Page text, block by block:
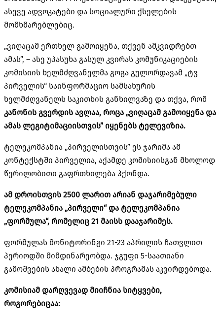
ასევე ადვოკატები და სოციალური ქსელების
მომხმარებლებიც.
„ვიღაცამ ერთხელ გამოიყენა, თქვენ ამკვიდრებთ
ამას”, – ასე უპასუხა გასულ კვირას კომუნიკაციების
კომისიის ხელმძღვანელმა გოგა გულორდავამ „ტვ
პირველის“ საინფორმაციო სამსახურის
ხელმძღვანელს საკითხის განხილვაზე და თქვა, რომ
კანონის გვერდის ავლაა, როცა „ვიღაცამ გამოიყენა და
ამას ლეგიტიმაციისთვის” იყენებს ტელევიზია.
ტელეკომპანია „პირველისთვის” ეს ჯარიმა ამ
კონტექსტში პირველია, აქამდე კომისიისგან მხოლოდ
წერილობითი გაფრთხილება ჰქონდა.
ამ დროისთვის 2500 ლარით არიან დაჯარიმებული
ტელეკომპანია „პირველი“ და ტელეკომპანია
„ფორმულა“, რომელიც 21 მაისს დააჯარიმეს.
ფორმულას მონიტორინგი 21-23 აპრილის ჩათვლით
პერიოდში მიმდინარეობდა. ჯგუფი 5-საათიანი
გამოშვების ახალი ამბების პროგრამას აკვირდებოდა.
კომისიამ დარღვევად მიიჩნია სიტყვები,
როგორებიცაა: